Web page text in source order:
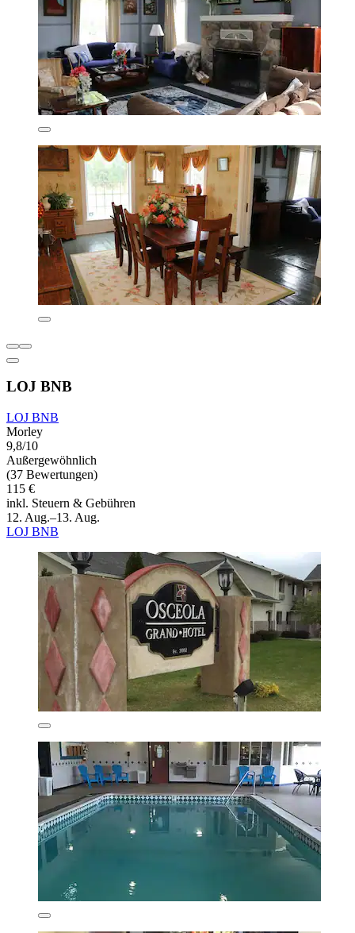
LOJ BNB
LOJ BNB
Morley
9,8/10
Außergewöhnlich
(37 Bewertungen)
115 €
inkl. Steuern & Gebühren
12. Aug.–13. Aug.
LOJ BNB